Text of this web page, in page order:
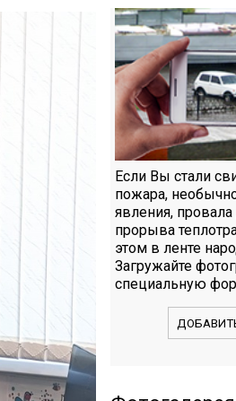
Если Вы стали
пожара,
явления,
прорыва
этом в ленте
Загружайте
специальную